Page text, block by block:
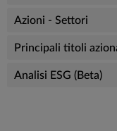
Azioni - Settori
Principali titoli
Analisi ESG (Beta)